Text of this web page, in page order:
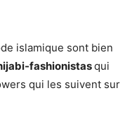
islamique sont bien
fashionistasqui
qui les suivent sur